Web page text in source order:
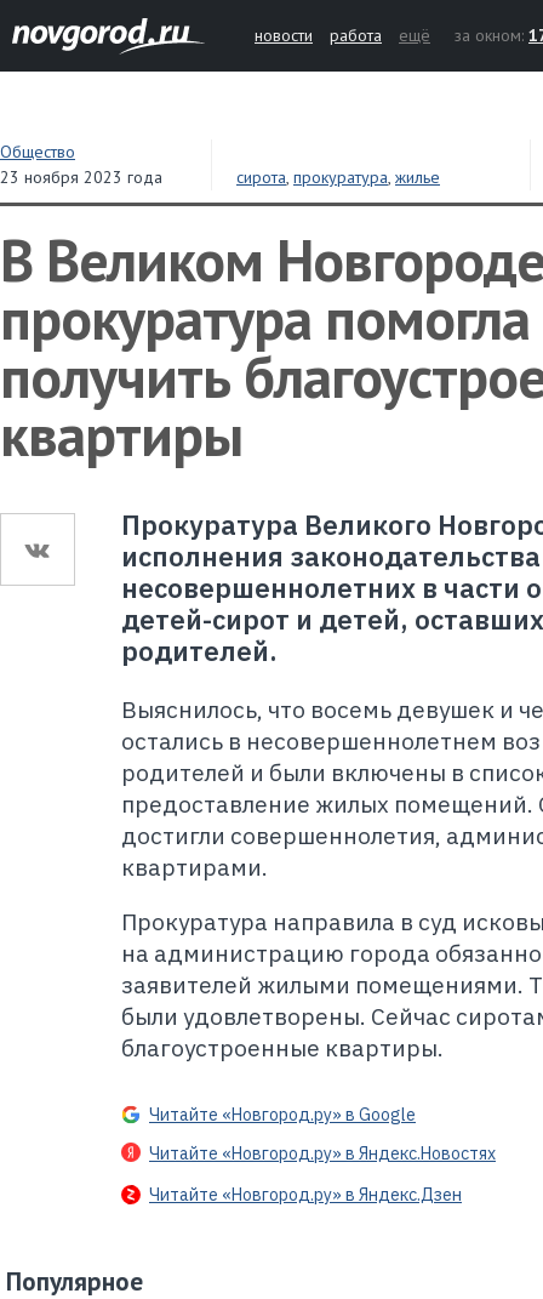
новости работа ещё за окном:
Общество
23 ноября 2023 года
сирота, прокуратура, жилье
В Великом
прокуратура
получить
квартиры
Прокуратура Великого
исполнения
несовершеннолетних в части
детей-сирот и детей,
родителей.
Выяснилось, что восемь девушек и
остались в несовершеннолетнем
родителей и были включены в
предоставление жилых помещений.
достигли совершеннолетия,
квартирами.
Прокуратура направила в суд
на администрацию города
заявителей жилыми помещениями.
были удовлетворены. Сейчас
благоустроенные квартиры.
Читайте «Новгород.ру» в Google
Читайте «Новгород.ру» в Яндекс.Новостях
Читайте «Новгород.ру» в Яндекс.Дзен
Популярное